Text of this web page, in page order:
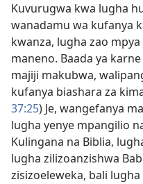
Kuvurugwa kwa lugha
wanadamu wa kufanya
kwanza, lugha zao
maneno. Baada ya
majiji makubwa,
kufanya biashara za
37:25) Je, wangefanya
lugha yenye mpangilio
Kulingana na Biblia,
lugha zilizoanzishwa
zisizoeleweka, bali